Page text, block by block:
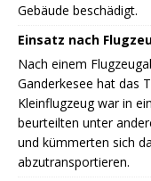
Gebäude beschädigt.
Einsatz nach
Nach einem
Ganderkesee hat das
Kleinflugzeug war in
beurteilten unter
und kümmerten sich
abzutransportieren.